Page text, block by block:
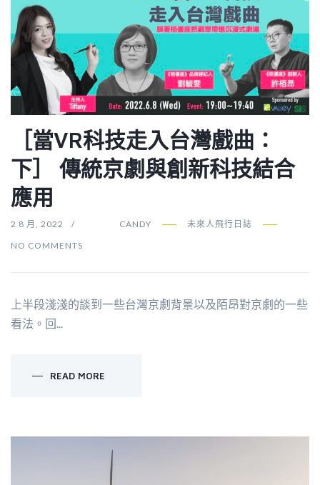
［當VR科技走入台灣戲曲：
下］ 傳統京劇與創新科技結合
應用
2 8 月, 2022 CANDY
未來人飛行日誌
NO COMMENTS
上半段淺淺的談到一些台灣京劇背景以及陌昂對京劇的一些
看法。回...
READ MORE